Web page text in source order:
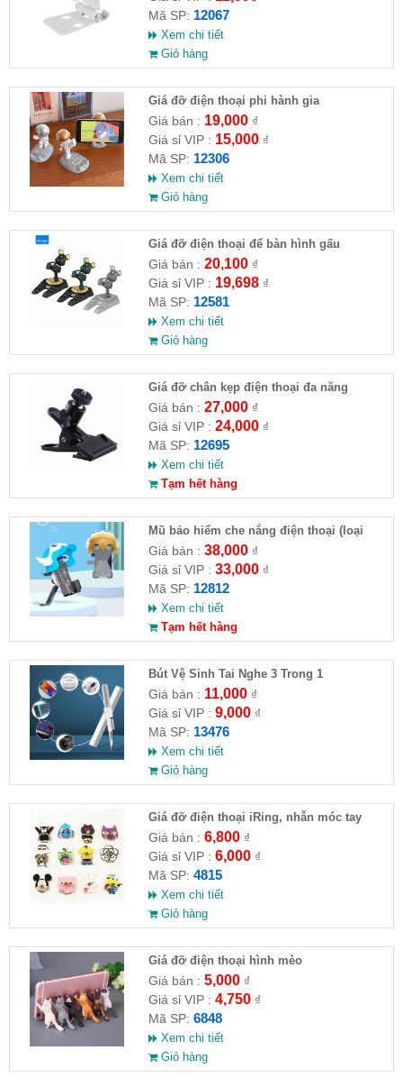
Mã SP: 12067
Xem chi tiết
Giỏ hàng
Giá đỡ điện thoại phi hành gia
Giá bán : 19,000₫
Giá sỉ VIP : 15,000₫
Mã SP: 12306
Xem chi tiết
Giỏ hàng
Giá đỡ điện thoại để bàn hình gấu
Giá bán : 20,100₫
Giá sỉ VIP : 19,698₫
Mã SP: 12581
Xem chi tiết
Giỏ hàng
Giá đỡ chân kẹp điện thoại đa năng
Giá bán : 27,000₫
Giá sỉ VIP : 24,000₫
Mã SP: 12695
Xem chi tiết
Tạm hết hàng
Mũ bảo hiểm che nắng điện thoại (loại
nhỏ)
Giá bán : 38,000₫
Giá sỉ VIP : 33,000₫
Mã SP: 12812
Xem chi tiết
Tạm hết hàng
Bút Vệ Sinh Tai Nghe 3 Trong 1
Giá bán : 11,000₫
Giá sỉ VIP : 9,000₫
Mã SP: 13476
Xem chi tiết
Giỏ hàng
Giá đỡ điện thoại iRing, nhẫn móc tay
chống rớt (nhiều kiểu)
Giá bán : 6,800₫
Giá sỉ VIP : 6,000₫
Mã SP: 4815
Xem chi tiết
Giỏ hàng
Giá đỡ điện thoại hình mèo
Giá bán : 5,000₫
Giá sỉ VIP : 4,750₫
Mã SP: 6848
Xem chi tiết
Giỏ hàng